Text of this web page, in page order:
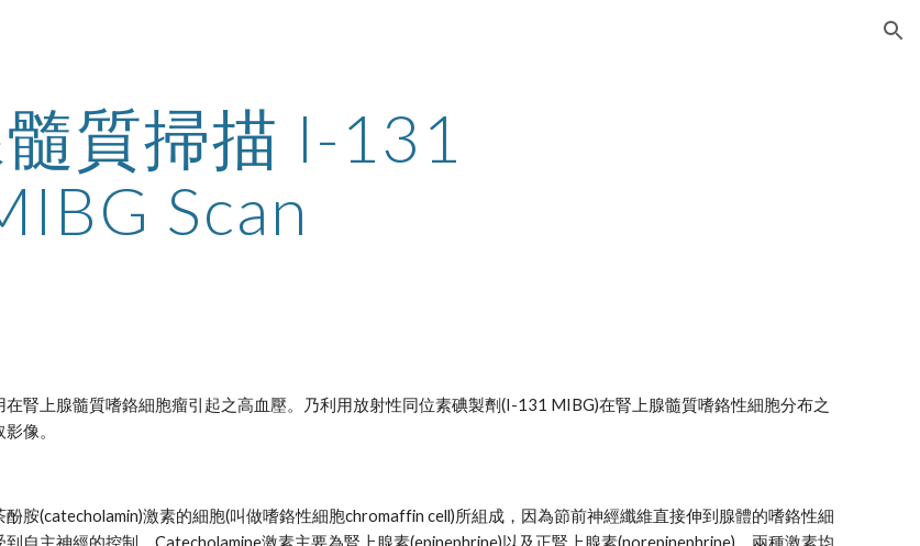
質掃描 I-131
Scan
腎上腺髓質嗜鉻細胞瘤引起之高血壓。乃利用放射性同位素碘製劑(I-131 MIBG)在腎上腺髓質嗜鉻性細胞分布之
像。
胺(catecholamin)激素的細胞(叫做嗜鉻性細胞chromaffin cell)所組成，因為節前神經纖維直接伸到腺體的嗜鉻性細
自主神經的控制。Catecholamine激素主要為腎上腺素(epinephrine)以及正腎上腺素(norepinephrine)，兩種激素均